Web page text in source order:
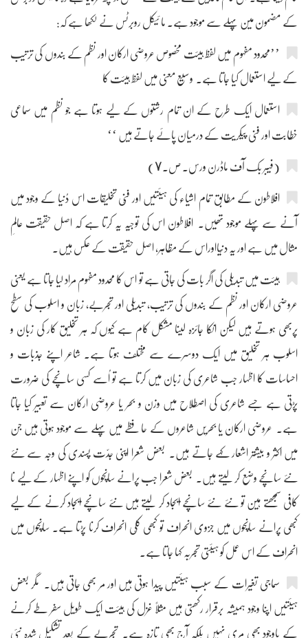
کے مضمون مین پہلے سے موجود ہے۔ ما ئیکل روبرٹس نے لکھا ہے کہ:
’’محدود مفہوم میں لفظ ہیئت مخصوص عروضی ارکان اور نظم کے بندوں کی ترتیب
کے لیے استعمال کیا جاتا ہے۔ وسیع معنی میں لفظ ہیئت کا
استعمال ایک طرح کے ان تمام رشتوں کے لیے ہوتا ہے جو نظم میں سماعی
خطابت اور فنی پیکریت کے درمیان پائے جاتے ہیں ‘‘
(فیبر بک آف ماڈرن ورس۔ ص۔٧)
افلاطون کے مطابق تمام اشیاء کی ہیئتیں اور فنّی تخلیقات اس دُنیا کے وجود میں
آنے سے پہلے موجود تھیں۔ افلاطون اس کی توجیہ یہ کرتا ہے کہ اصل حقیقت عالمِ
مثال میں ہے اور یہ دنُیااوراس کے مظاہر، اصل حقیقت کے عکس ہیں۔
ہیئت میں تبدیلی کی اگر بات کی جاتی ہے تو اس کا محدود مفہوم مراد لیا جاتا ہے یعنی
عروضی ارکان اور نظم کے بندوں کی ترتیب، تبدیلی اور تجربے، زبان و اسلوب کی سطح
پربھی ہوتے ہیں لیکن انکا جائزہ لینا مشکل کام ہے کیوں کہ ہر تخلیق کار کی زبان و
اسلوب ہر تخلیق میں ایک دوسرے سے مختلف ہوتا ہے۔ شاعر اپنے جذبات و
احساسات کا اظہار جب شاعری کی زبان میں کرتا ہے تو اُسے کسی سانچے کی ضرورت
پڑتی ہے جسے شاعری کی اصطلاح میں وزن و بحر یا عروضی ارکان سے تعبیر کیا جاتا
ہے۔ عروضی ارکان یا بحریں شاعروں کے حافظے میں پہلے سے موجود ہوتی ہیں جن
میں اکثر و بیشتر اشعار کہے جاتے ہیں۔ بعض شعرا اپنی جدّت پسندی کی وجہ سے نئے
نئے سانچے وضع کر لیتے ہیں۔ بعض شعرا جب پرانے سانچوں کو اپنے اظہار کے لیے نا
کافی سمجھتے ہین تو نئے نئے سانچے ایجاد کر لیتے ہیں نئے سانچے ایجاد کرنے کے لیے
کبھی پرانے سانچوں میں جزوی انحراف تو کبھی کلّی انحراف کرنا پڑتا ہے۔ سانچوں میں
انحراف کے اس عمل کو ہیئتی تجربہ کہا جاتا ہے۔
سماجی تغیرات کے سبب ہیئتیں پیدا ہوتی ہیں اور مر بھی جاتی ہیں۔ مگر بعض
ہیئتیں اپنا وجود ہمیشہ برقرار رکھتی ہیں مثلاً غزل کی ہیئت ایک طویل سفر طے کرنے
کے باوجود بھی مری نہیں بلکہ آج بھی تازہ ہے۔ تجربے کے بعد تشکیل شدہ نئی